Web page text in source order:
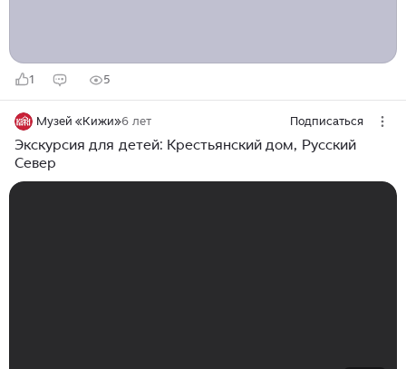
1 5
Музей «Кижи»6 лет Подписаться
Экскурсия для детей: Крестьянский дом, Русский
Север